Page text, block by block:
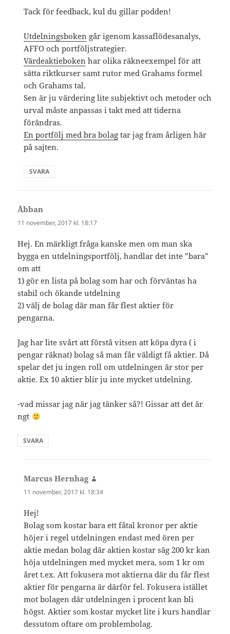
Tack för feedback, kul du gillar podden!
Utdelningsboken går igenom kassaflödesanalys,
AFFO och portföljstrategier.
Värdeaktieboken har olika räkneexempel för att
sätta riktkurser samt rutor med Grahams formel
och Grahams tal.
Sen är ju värdering lite subjektivt och metoder och
urval måste anpassas i takt med att tiderna
förändras.
En portfölj med bra bolag tar jag fram årligen här
på sajten.
SVARA
Åbban
11 november, 2017 kl. 18:17
Hej. En märkligt fråga kanske men om man ska
bygga en utdelningsportfölj, handlar det inte ”bara”
om att
1) gör en lista på bolag som har och förväntas ha
stabil och ökande utdelning
2) välj de bolag där man får flest aktier för
pengarna.
Jag har lite svårt att förstå vitsen att köpa dyra ( i
pengar räknat) bolag så man får väldigt få aktier. Då
spelar det ju ingen roll om utdelningen är stor per
aktie. Ex 10 aktier blir ju inte mycket utdelning.
-vad missar jag när jag tänker så?! Gissar att det är
ngt
SVARA
Marcus Hernhag
11 november, 2017 kl. 18:34
Hej!
Bolag som kostar bara ett fåtal kronor per aktie
höjer i regel utdelningen endast med ören per
aktie medan bolag där aktien kostar säg 200 kr kan
höja utdelningen med mycket mera, som 1 kr om
året t.ex. Att fokusera mot aktierna där du får flest
aktier för pengarna är därför fel. Fokusera istället
mot bolagen där utdelningen i procent kan bli
högst. Aktier som kostar mycket lite i kurs handlar
dessutom oftare om problembolag.